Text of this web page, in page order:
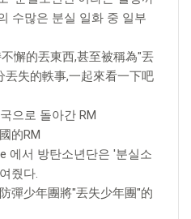
수많은 분실 일화 중 일부
懈的丟東西,甚至被稱為"丟
丟失的軼事,一起來看一下吧
으로 돌아간 RM
的RM
에서 방탄소년단은 '분실소
줬다.
彈少年團將"丟失少年團"的